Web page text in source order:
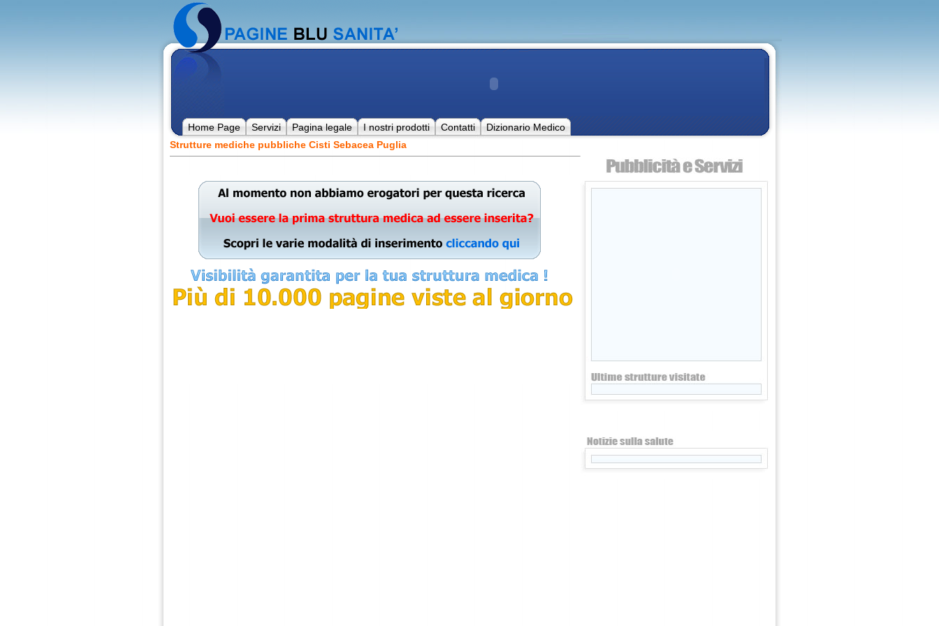
Home Page Servizi Pagina legale I nostri prodotti Contatti
Dizionario Medico
Strutture mediche pubbliche Cisti Sebacea Puglia